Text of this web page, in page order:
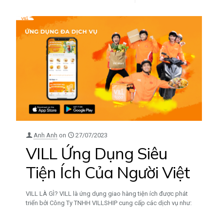
Anh Anh on 27/07/2023
VILL Ứng Dụng Siêu
Tiện Ích Của Người Việt
VILL LÀ GÌ? VILL là ứng dụng giao hàng tiện ích được phát
triển bởi Công Ty TNHH VILLSHIP cung cấp các dịch vụ như: